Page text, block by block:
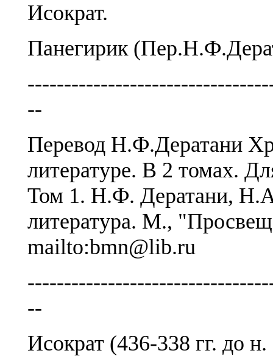
Исократ.
Панегирик
--
Перевод Н.Ф.Дератани
литературе. В 2 томах.
Том 1. Н.Ф. Дератани,
литература. М.,
mailto:bmn@lib.ru
--
Исократ (436-338 гг. до